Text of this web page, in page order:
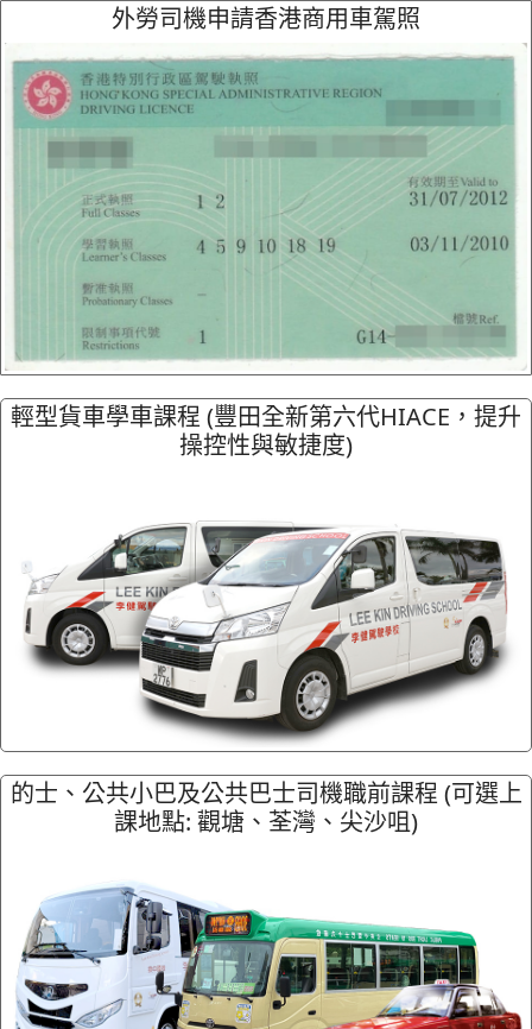
外勞司機申請香港商用車駕照
輕型貨車學車課程 (豐田全新第六代HIACE，提升
操控性與敏捷度)
的士、公共小巴及公共巴士司機職前課程 (可選上
課地點: 觀塘、荃灣、尖沙咀)